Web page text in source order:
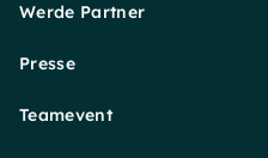
Werde Partner
Presse
Teamevent